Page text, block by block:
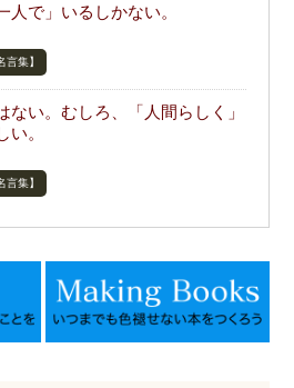
人で」いるしかない。
言集】
ない。むしろ、「人間らしく」
い。
言集】